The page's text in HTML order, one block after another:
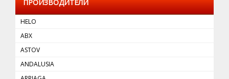
ПРОИЗВОДИТЕЛИ
HELO
ABX
ASTOV
ANDALUSIA